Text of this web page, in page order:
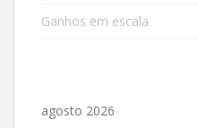
Ganhos em escala
agosto 2026